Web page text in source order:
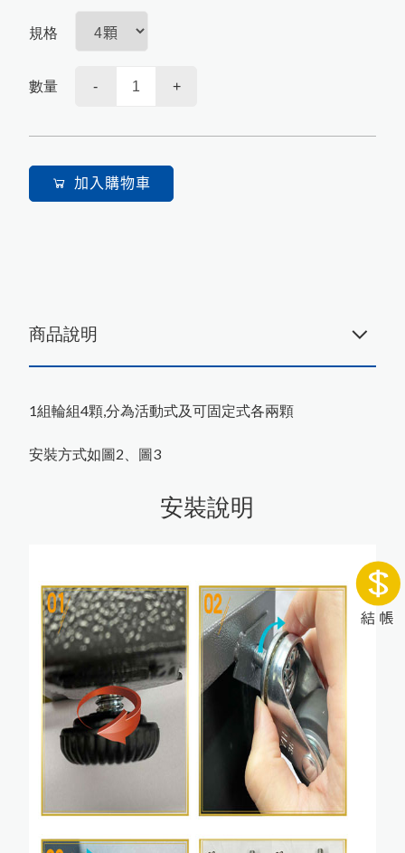
規格
數量 - +
加入購物車
商品說明
1組輪組4顆,分為活動式及可固定式各兩顆
安裝方式如圖2、圖3
安裝說明